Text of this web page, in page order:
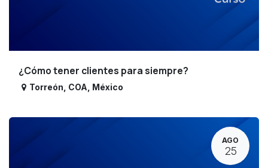
¿Cómo tener clientes para siempre?
Torreón COA México
AGO
25